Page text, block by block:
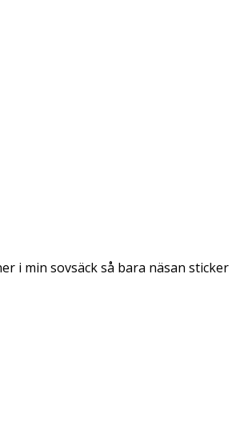
i min sovsäck så bara näsan sticker